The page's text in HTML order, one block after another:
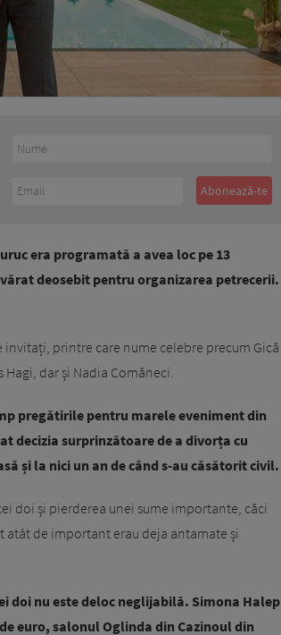
era programată a avea loc pe 13
deosebit pentru organizarea petrecerii.
printre care nume celebre precum Gică
Hagi, dar și Nadia Comăneci.
pregătirile pentru marele eveniment din
decizia surprinzătoare de a divorța cu
și la nici un an de când s-au căsătorit civil.
doi și pierderea unei sume importante, căci
de important erau deja antamate și
doi nu este deloc neglijabilă. Simona Halep
euro, salonul Oglinda din Cazinoul din